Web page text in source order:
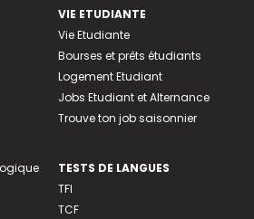
VIE ETUDIANTE
Vie Etudiante
Bourses et prêts étudiants
Logement Etudiant
Jobs Etudiant et Alternance
Trouve ton job saisonnier
TESTS DE LANGUES
TFI
TCF